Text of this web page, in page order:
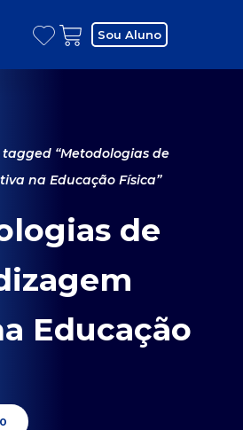
Sou Aluno
“Metodologias de
na Educação Física”
de
Educação